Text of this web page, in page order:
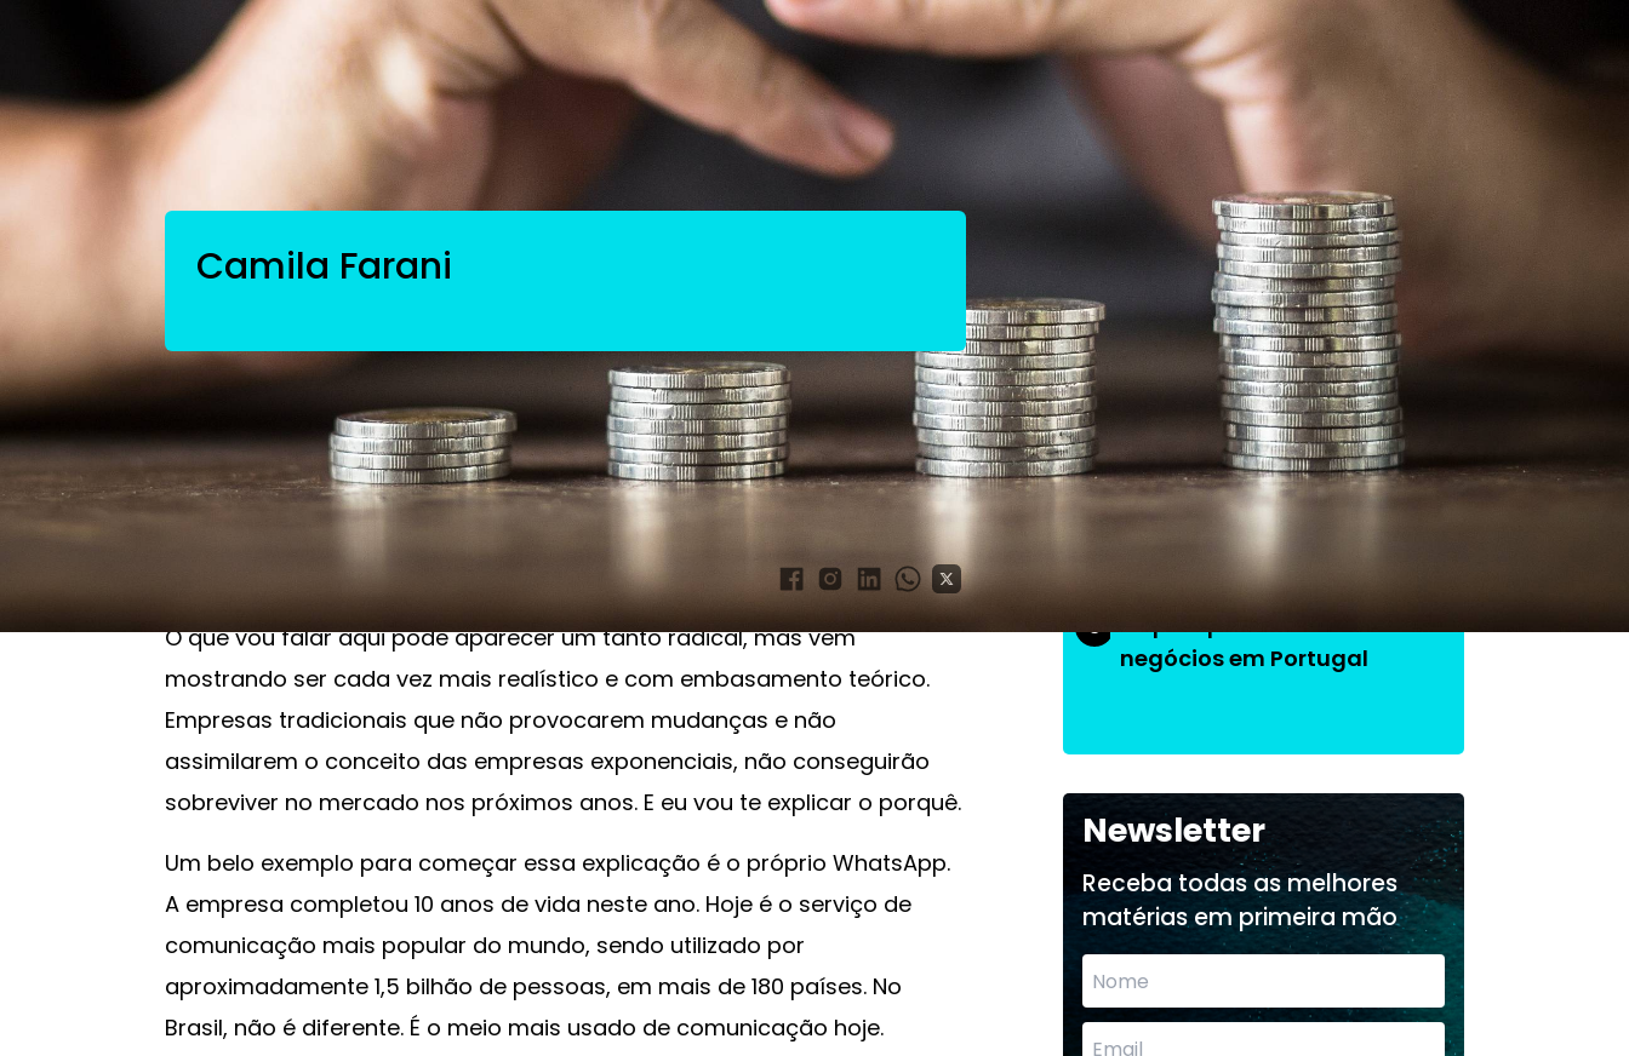
Camila Farani
Empreendedorismo
Esqueça o crescimento linear. Agora, o
mundo é das empresas exponenciais
O que vou falar aqui pode aparecer um tanto radical, mas vem
mostrando ser cada vez mais realístico e com embasamento teórico.
Empresas tradicionais que não provocarem mudanças e não
assimilarem o conceito das empresas exponenciais, não conseguirão
sobreviver no mercado nos próximos anos. E eu vou te explicar o porquê.
Um belo exemplo para começar essa explicação é o próprio WhatsApp.
A empresa completou 10 anos de vida neste ano. Hoje é o serviço de
comunicação mais popular do mundo, sendo utilizado por
aproximadamente 1,5 bilhão de pessoas, em mais de 180 países. No
Brasil, não é diferente. É o meio mais usado de comunicação hoje.
As mais lidas da
semana
1
Do produto ao ecossistema:
como empresas estão
criando vantagem
competitiva
Fim da Era do "Boa Gente"
3
O que aprendi fazendo
negócios em Portugal
Newsletter
Receba todas as melhores
matérias em primeira mão